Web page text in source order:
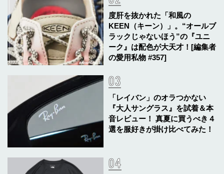
度肝を抜かれた「和風の
KEEN（キーン）」。“オールブ
ラックじゃないほう”の『ユニ
ーク』は配色が大天才！[編集者
の愛用私物 #357]
「レイバン」のオラつかない
『大人サングラス』を試着＆本
音レビュー！ 真夏に買うべき４
選を服好きが掛け比べてみた！